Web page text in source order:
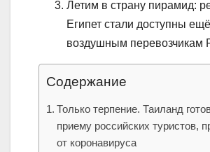
Летим в страну пирамид:
Египет стали доступны
воздушным перевозчикам
Содержание
Только терпение. Таиланд
приему российских туристов,
от коронавируса